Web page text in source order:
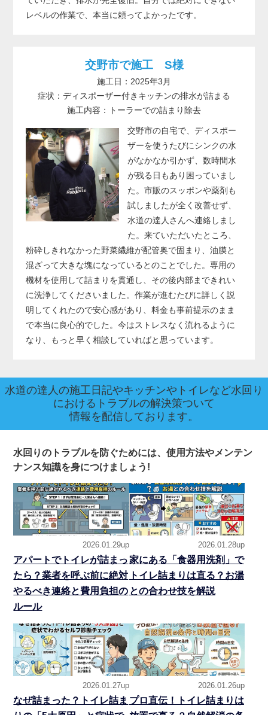
レベルの作業で、本当に頼ってよかったです。
交野市で施工 S様
施工日：2025年3月
症状：ディスポーザー付きキッチンの排水が詰まる
施工内容：トーラーでの詰まり除去
交野市の自宅で、ディスポー
ザーを使うたびにシンクの水
がなかなか引かず、数時間水
が残る日もあり困っていまし
た。市販のスッポンや薬剤も
試しましたが全く改善せず、
水道の達人さんへ連絡しまし
た。来ていただいたところ、
粉砕しきれなかった野菜繊維が配管奥で固まり、油膜と
混ざって大きな塊になっているとのことでした。専用の
機材を使用して詰まりを貫通し、その後内部まできれい
に洗浄してくださいました。作業が進むたびに詳しく説
明してくれたので安心感があり、料金も事前提示のまま
で本当に良心的でした。今はストレスなく流れるように
なり、もっと早く相談していればと思っています。
水道の達人の施工日記やキッチンやトイレなど水回り
におけるトラブルの解決策ついて
情報を配信しております。
水回りのトラブルを防ぐためには、使用方法やメンテン
ナンス知識を身につけましょう!
2026.01.29up
アパートでトイレが詰まっ
たら？業者を呼ぶ前に絶対
やるべき連絡と費用負担の
ルール
2026.01.28up
家にある「食器用洗剤」で
トイレ詰まりは直る？お湯
との合わせ技を解説
2026.01.27up
なぜ詰まった？トイレ詰ま
2026.01.26up
プロ直伝！トイレ詰まりは